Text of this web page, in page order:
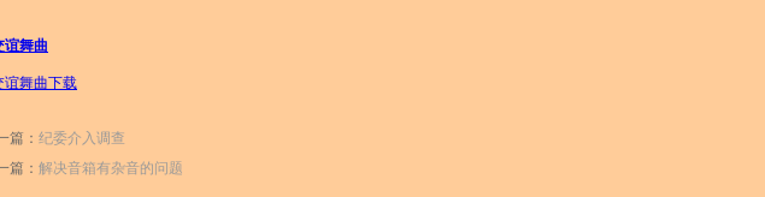
谊舞曲
谊舞曲下载
篇： 纪委介入调查
篇： 解决音箱有杂音的问题